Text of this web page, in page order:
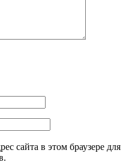
сайта в этом браузере для